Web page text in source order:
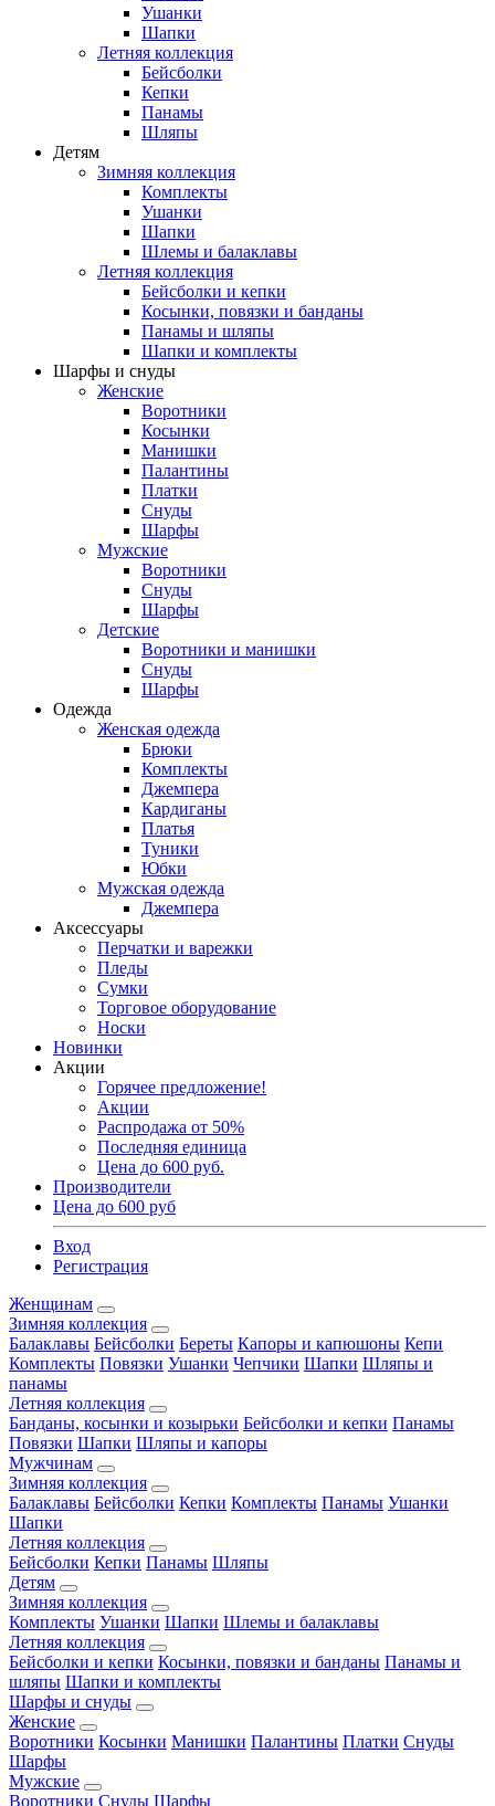
Ушанки
Шапки
Летняя коллекция
Бейсболки
Кепки
Панамы
Шляпы
Детям
Зимняя коллекция
Комплекты
Ушанки
Шапки
Шлемы и балаклавы
Летняя коллекция
Бейсболки и кепки
Косынки, повязки и банданы
Панамы и шляпы
Шапки и комплекты
Шарфы и снуды
Женские
Воротники
Косынки
Манишки
Палантины
Платки
Снуды
Шарфы
Мужские
Воротники
Снуды
Шарфы
Детские
Воротники и манишки
Снуды
Шарфы
Одежда
Женская одежда
Брюки
Комплекты
Джемпера
Кардиганы
Платья
Туники
Юбки
Мужская одежда
Джемпера
Аксессуары
Перчатки и варежки
Пледы
Сумки
Торговое оборудование
Носки
Новинки
Акции
Горячее предложение!
Акции
Распродажа от 50%
Последняя единица
Цена до 600 руб.
Производители
Цена до 600 руб
Вход
Регистрация
Женщинам
Зимняя коллекция
Балаклавы Бейсболки Береты Капоры и капюшоны Кепи
Комплекты Повязки Ушанки Чепчики Шапки Шляпы и
панамы
Летняя коллекция
Банданы, косынки и козырьки Бейсболки и кепки Панамы
Повязки Шапки Шляпы и капоры
Мужчинам
Зимняя коллекция
Балаклавы Бейсболки Кепки Комплекты Панамы Ушанки
Шапки
Летняя коллекция
Бейсболки Кепки Панамы Шляпы
Детям
Зимняя коллекция
Комплекты Ушанки Шапки Шлемы и балаклавы
Летняя коллекция
Бейсболки и кепки Косынки, повязки и банданы Панамы и
шляпы Шапки и комплекты
Шарфы и снуды
Женские
Воротники Косынки Манишки Палантины Платки Снуды
Шарфы
Мужские
Воротники Снуды Шарфы